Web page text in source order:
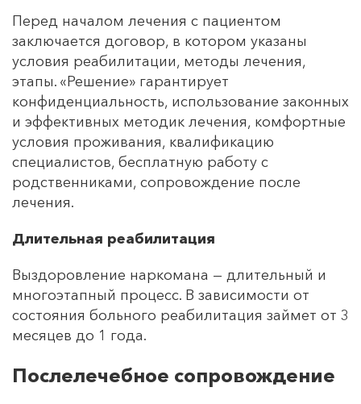
Перед началом лечения с пациентом
заключается договор, в котором указаны
условия реабилитации, методы лечения,
этапы. «Решение» гарантирует
конфиденциальность, использование законных
и эффективных методик лечения, комфортные
условия проживания, квалификацию
специалистов, бесплатную работу с
родственниками, сопровождение после
лечения.
Длительная реабилитация
Выздоровление наркомана — длительный и
многоэтапный процесс. В зависимости от
состояния больного реабилитация займет от 3
месяцев до 1 года.
Послелечебное сопровождение